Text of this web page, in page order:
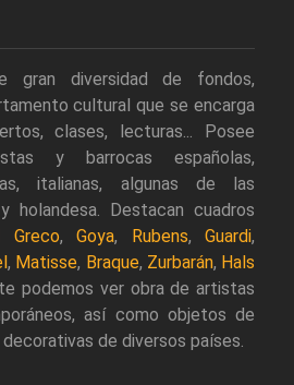
gran diversidad de fondos,
cultural que se encarga
clases, lecturas... Posee
y barrocas españolas,
italianas, algunas de las
holandesa. Destacan cuadros
Greco, Goya, Rubens, Guardi,
, Matisse, Braque, Zurbarán, Hals
podemos ver obra de artistas
así como objetos de
de diversos países.